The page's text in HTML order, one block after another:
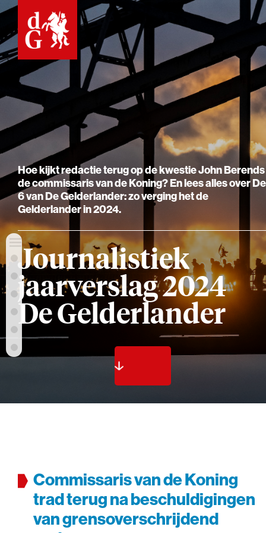
Hoe kijkt redactie terug op de kwestie John Berends
de commissaris van de Koning? En lees alles over De
6 van De Gelderlander: zo verging het de
Gelderlander in 2024.
Journalistiek
jaarverslag 2024
De Gelderlander
Commissaris van de Koning
trad terug na beschuldigingen
van grens­overschrijdend